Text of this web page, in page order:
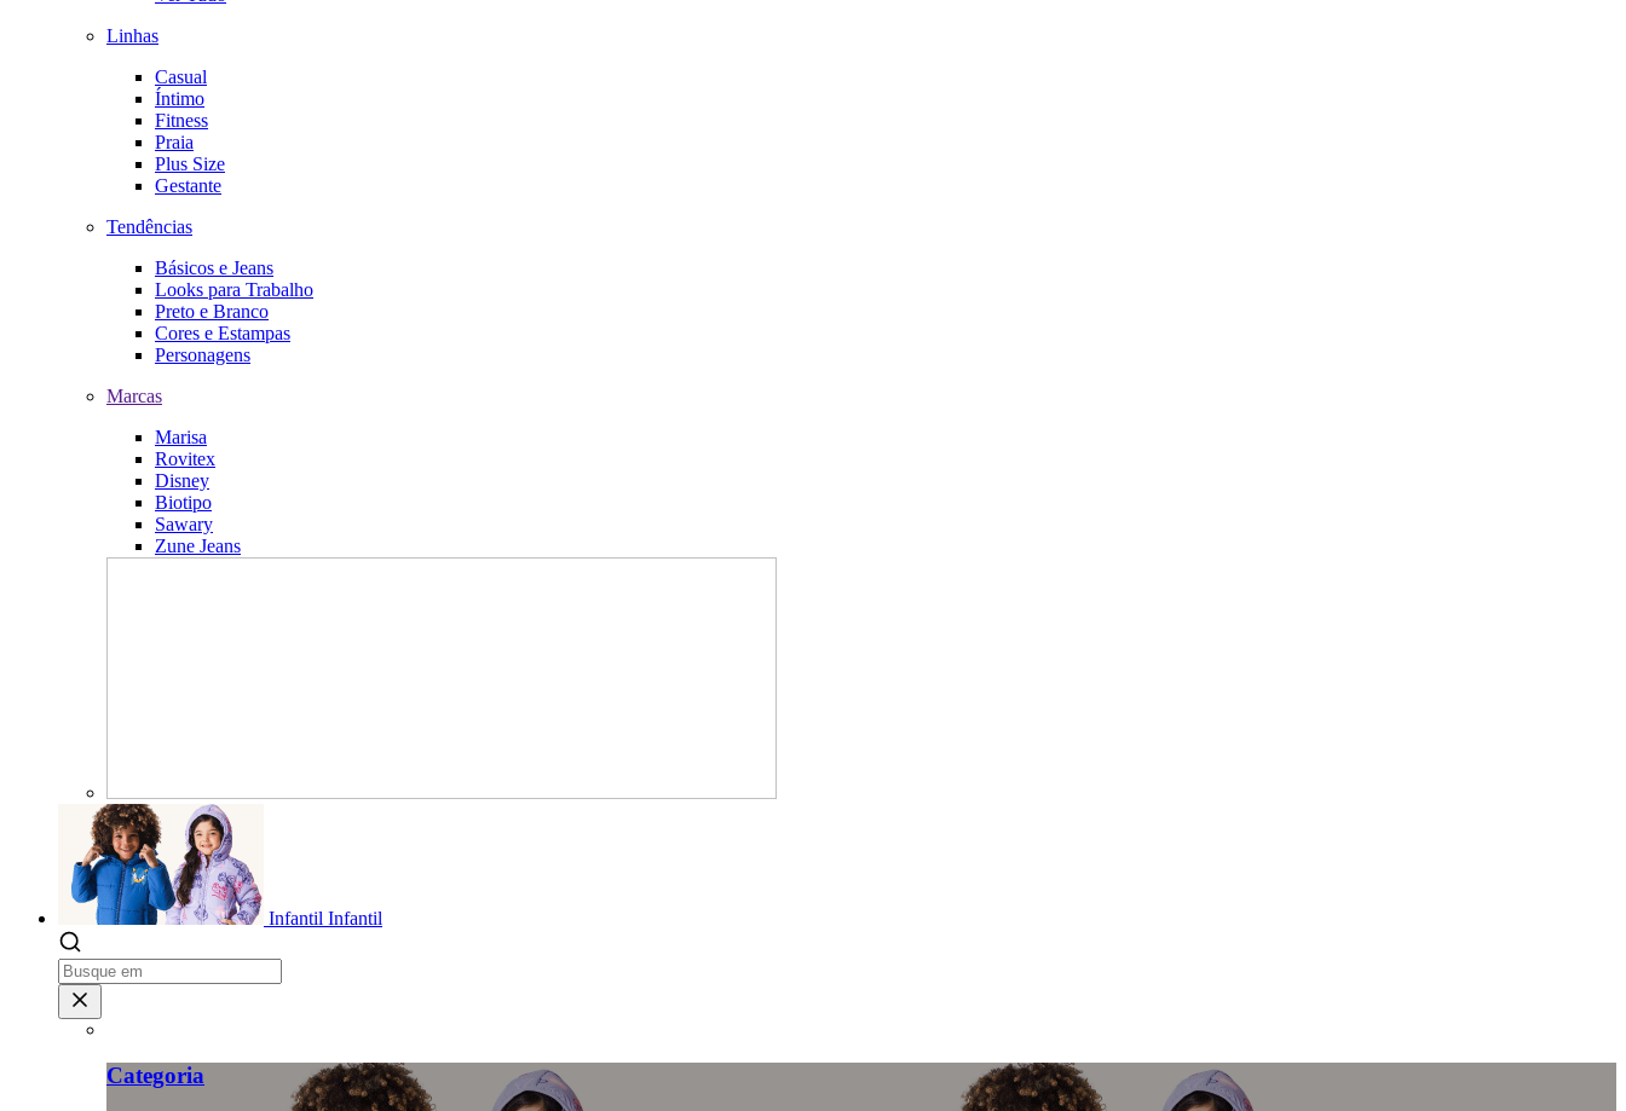
Linhas
Casual
Íntimo
Fitness
Praia
Plus Size
Gestante
Tendências
Básicos e Jeans
Looks para Trabalho
Preto e Branco
Cores e Estampas
Personagens
Marcas
Marisa
Rovitex
Disney
Biotipo
Sawary
Zune Jeans
Infantil Infantil
Categoria